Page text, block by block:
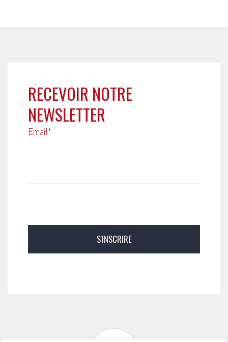
RECEVOIR NOTRE
NEWSLETTER
Email*